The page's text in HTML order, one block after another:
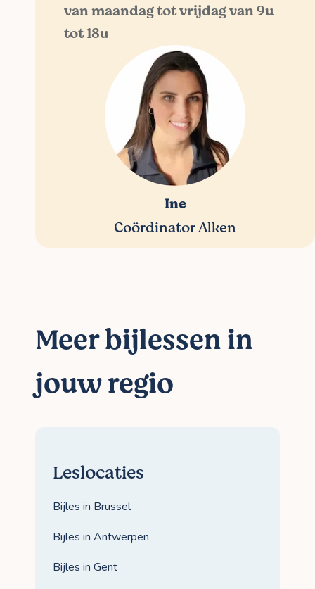
van maandag tot vrijdag van 9u
tot 18u
Ine
Coördinator Alken
Meer bijlessen in
jouw regio
Leslocaties
Bijles in Brussel
Bijles in Antwerpen
Bijles in Gent